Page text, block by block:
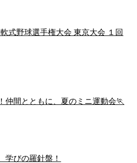
式野球選手権大会 東京大会 １回
仲間とともに、夏のミニ運動会🏃
学びの羅針盤！